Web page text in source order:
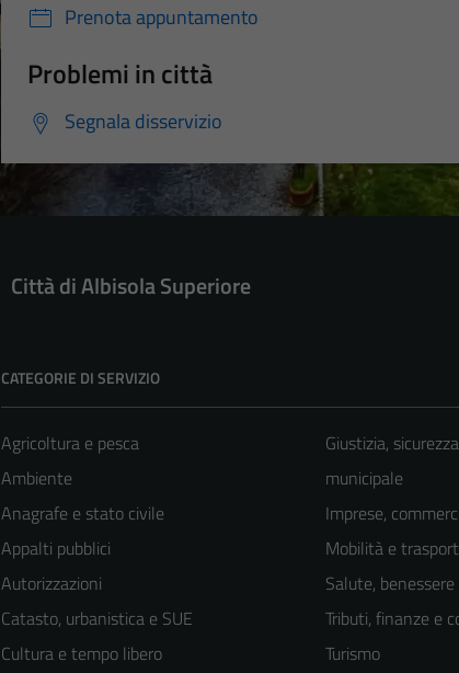
Prenota appuntamento
Problemi in città
Segnala disservizio
Città di Albisola Superiore
CATEGORIE DI SERVIZIO
Agricoltura e pesca
Ambiente
Anagrafe e stato civile
Appalti pubblici
Autorizzazioni
Catasto, urbanistica e SUE
Cultura e tempo libero
Giustizia,
municipale
Imprese,
Mobilità e
Salute,
Tributi, finanze e
Turismo